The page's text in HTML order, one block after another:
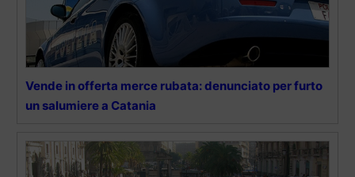
Vende in offerta merce rubata: denunciato per furto
un salumiere a Catania